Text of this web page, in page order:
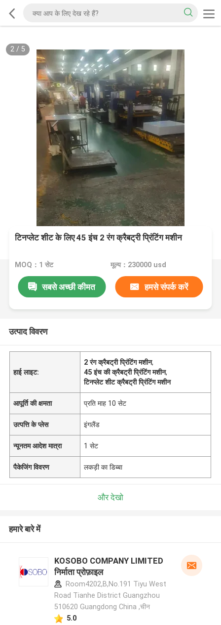
2/ 5
टिनप्लेट शीट के लिए 45 इंच 2 रंग क्रैबट्री प्रिंटिंग मशीन
MOQ：1 सेट मूल्य：230000 usd
सबसे अच्छी कीमत हमसे संपर्क करें
उत्पाद विवरण
हाई लाइट:
2 रंग क्रैबट्री प्रिंटिंग मशीन,
45 इंच की क्रैबट्री प्रिंटिंग मशीन,
टिनप्लेट शीट क्रैबट्री प्रिंटिंग मशीन
आपूर्ति की क्षमता प्रति माह 10 सेट
उत्पत्ति के प्लेस इंगलैंड
न्यूनतम आदेश मात्रा 1 सेट
पैकेजिंग विवरण लकड़ी का डिब्बा
और देखो
हमारे बारे में
KOSOBO COMPANY LIMITED
निर्माता प्रोफ़ाइल
Room4202,B,No.191 Tiyu West
Road Tianhe District Guangzhou
510620 Guangdong China ,चीन
5.0